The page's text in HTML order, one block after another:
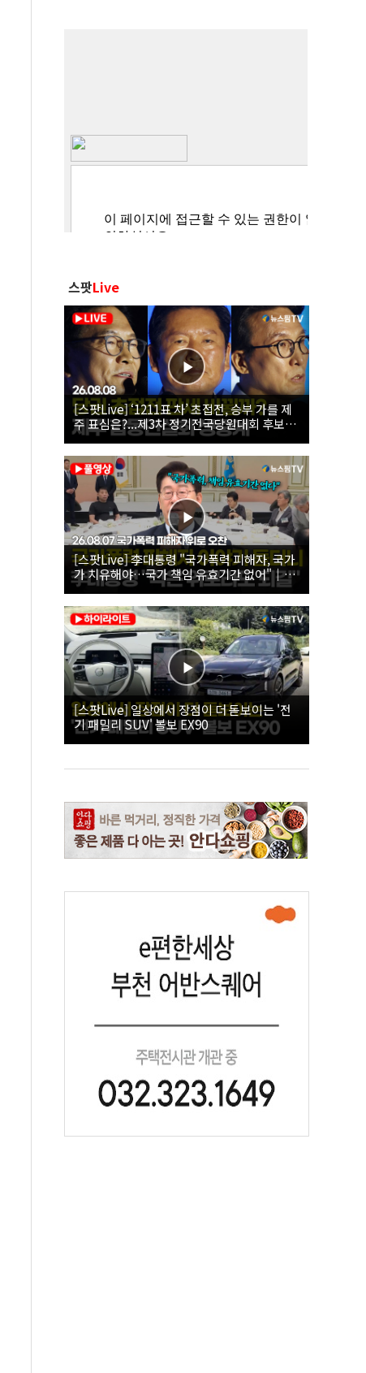
스팟Live
[스팟Live] ‘1211표 차’ 초접전, 승부 가를 제
주 표심은?...제3차 정기전국당원대회 후보자
제주 합동연설회 생중계 | 26.08.08
[스팟Live] 李대통령 "국가폭력 피해자, 국가
가 치유해야…국가 책임 유효기간 없어"｜
26.08.07 국가폭력 피해자 위로 오찬
[스팟Live] 일상에서 장점이 더 돋보이는 '전
기 패밀리 SUV' 볼보 EX90